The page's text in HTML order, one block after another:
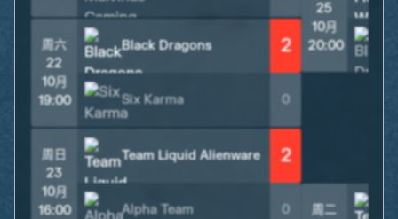
周六
22
10月
19:00
Black Dragons 2
Six Karma 0
周日
23
10月
16:00
Team Liquid Alienware 2
Alpha Team 0
25
10月
20:00
周二